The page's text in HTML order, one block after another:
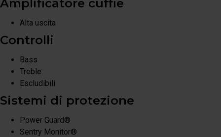
Amplificatore cuffie
Alta uscita
Controlli
Bass
Treble
Escludibili
Sistemi di protezione
Power Guard®
Sentry Monitor®